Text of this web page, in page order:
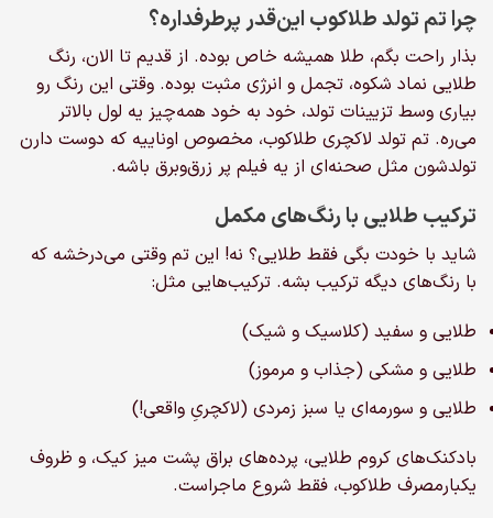
صفحه
محصول
انتخاب
شوند
انتخاب
شوند
چرا تم تولد طلاکوب این‌قدر پرطرفداره؟
بذار راحت بگم، طلا همیشه خاص بوده. از قدیم تا الان، رنگ
طلایی نماد شکوه، تجمل و انرژی مثبت بوده. وقتی این رنگ رو
بیاری وسط تزیینات تولد، خود به خود همه‌چیز یه لول بالاتر
می‌ره. تم تولد لاکچری طلاکوب، مخصوص اوناییه که دوست دارن
تولدشون مثل صحنه‌ای از یه فیلم پر زرق‌وبرق باشه.
ترکیب طلایی با رنگ‌های مکمل
شاید با خودت بگی فقط طلایی؟ نه! این تم وقتی می‌درخشه که
با رنگ‌های دیگه ترکیب بشه. ترکیب‌هایی مثل:
طلایی و سفید (کلاسیک و شیک)
طلایی و مشکی (جذاب و مرموز)
طلایی و سورمه‌ای یا سبز زمردی (لاکچریِ واقعی!)
بادکنک‌های کروم طلایی، پرده‌های براق پشت میز کیک، و ظروف
یکبارمصرف طلاکوب، فقط شروع ماجراست.